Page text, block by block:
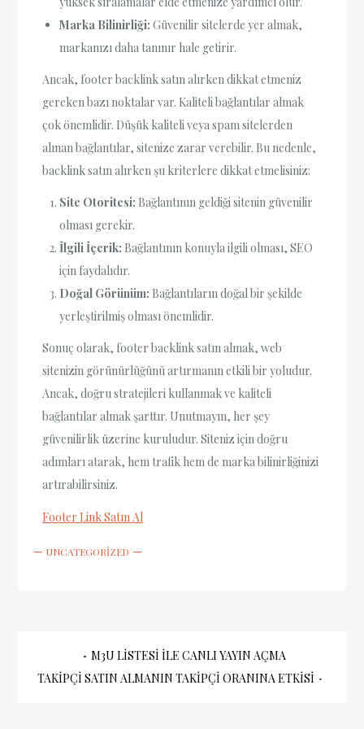
Marka Bilinirliği: Güvenilir sitelerde yer almak,
markanızı daha tanınır hale getirir.
Ancak, footer backlink satın alırken dikkat etmeniz
gereken bazı noktalar var. Kaliteli bağlantılar almak
çok önemlidir. Düşük kaliteli veya spam sitelerden
alınan bağlantılar, sitenize zarar verebilir. Bu nedenle,
backlink satın alırken şu kriterlere dikkat etmelisiniz:
Site Otoritesi: Bağlantının geldiği sitenin güvenilir
olması gerekir.
İlgili İçerik: Bağlantının konuyla ilgili olması, SEO
için faydalıdır.
Doğal Görünüm: Bağlantıların doğal bir şekilde
yerleştirilmiş olması önemlidir.
Sonuç olarak, footer backlink satın almak, web
sitenizin görünürlüğünü artırmanın etkili bir yoludur.
Ancak, doğru stratejileri kullanmak ve kaliteli
bağlantılar almak şarttır. Unutmayın, her şey
güvenilirlik üzerine kuruludur. Siteniz için doğru
adımları atarak, hem trafik hem de marka bilinirliğinizi
artırabilirsiniz.
Footer Link Satın Al
UNCATEGORIZED
Yazı M3U LISTESI İLE CANLI YAYIN AÇMA
TAKIPÇI SATIN ALMANIN TAKIPÇI ORANINA ETKISI